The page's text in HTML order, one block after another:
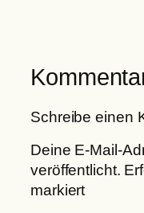
Schreibe einen
Deine E-Mail-
veröffentlicht.
markiert